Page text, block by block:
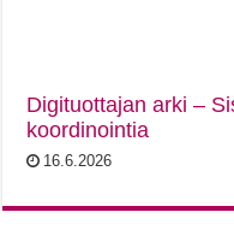
Digituottajan arki –
koordinointia
16.6.2026